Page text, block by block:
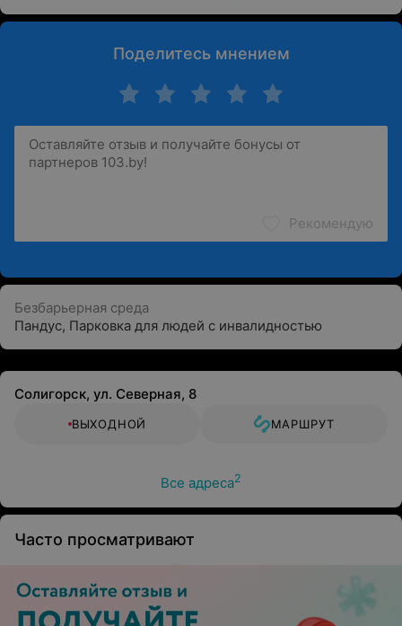
Поделитесь мнением
Рекомендую
Безбарьерная среда
Пандус, Парковка для людей с инвалидностью
Солигорск, ул. Северная, 8
ВЫХОДНОЙ МАРШРУТ
Все адреса2
Часто просматривают